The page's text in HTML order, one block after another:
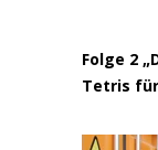
Folge 2
Tetris